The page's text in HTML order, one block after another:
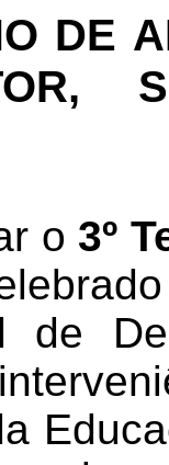
DE
o 3º
de